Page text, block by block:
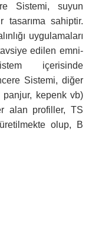
Sis­temi, suyun
tasarıma sa­hiptir.
uygulama­ları
edilen emni­
içerisinde
Sistemi, diğer
kepenk vb)
alan profiller, TS
olup, B